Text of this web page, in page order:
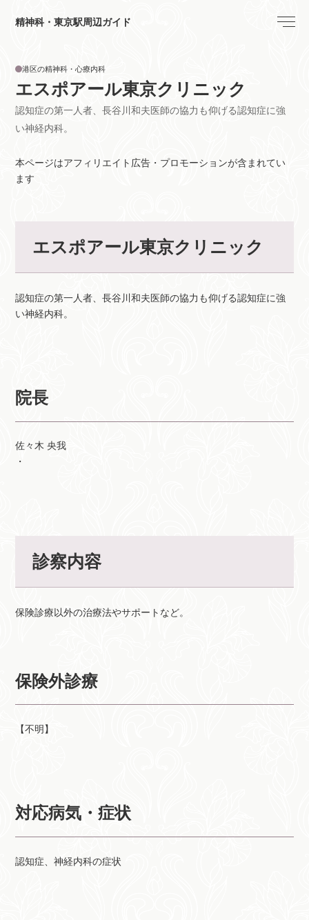
精神科・東京駅周辺ガイド
エスポアール東京クリニック
認知症の第一人者、長谷川和夫医師の協力も仰げる認知症に強
い神経内科。
港区の精神科・心療内科
本ページはアフィリエイト広告・プロモーションが含まれてい
ます
エスポアール東京クリニック
認知症の第一人者、長谷川和夫医師の協力も仰げる認知症に強
い神経内科。
院長
佐々木 央我
・
診察内容
保険診療以外の治療法やサポートなど。
保険外診療
【不明】
対応病気・症状
認知症、神経内科の症状